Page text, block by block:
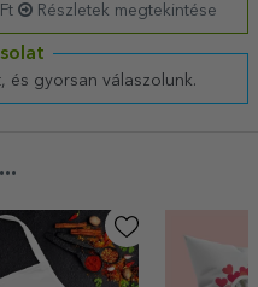
Részletek megtekintése
és gyorsan válaszolunk.